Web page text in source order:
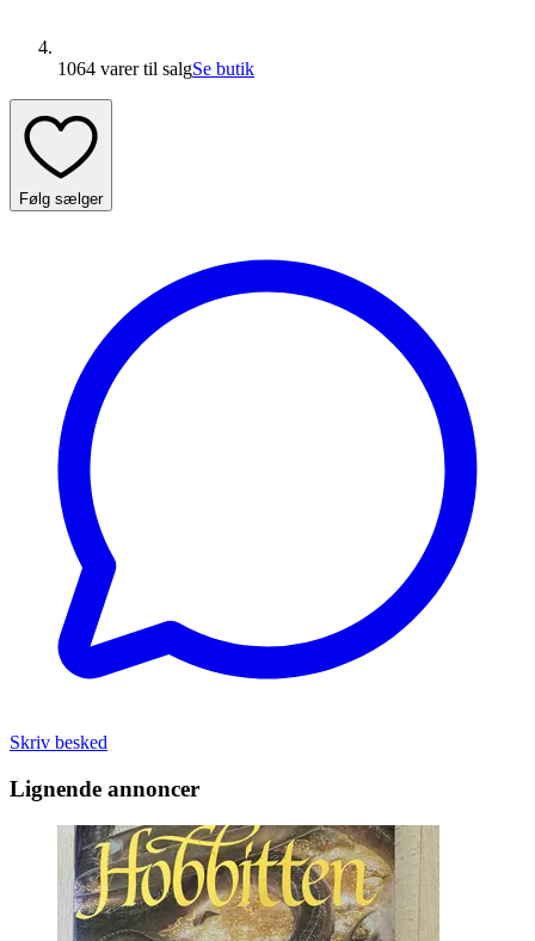
1064 varertil salgSe butik
Følg sælger
Skriv besked
Lignende annoncer